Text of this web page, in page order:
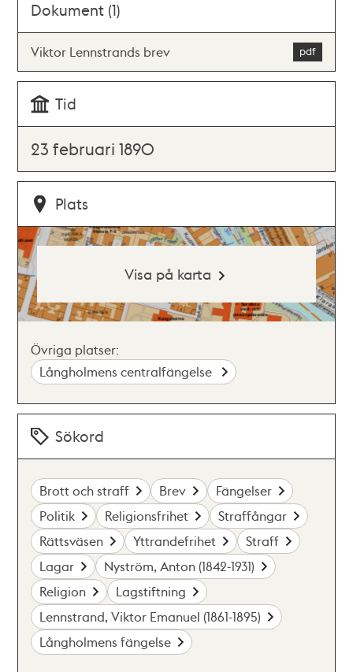
Dokument (1)
Viktor Lennstrands brev
Tid
23 februari 1890
Plats
Visa på karta
Övriga platser:
Långholmens centralfängelse
Sökord
Brott och straff Brev
Fängelser
Politik
Religionsfrihet
Straffångar
Rättsväsen
Yttrandefrihet
Straff
Lagar
Nyström, Anton (1842-1931)
Religion
Lagstiftning
Lennstrand, Viktor Emanuel (1861-1895)
Långholmens fängelse